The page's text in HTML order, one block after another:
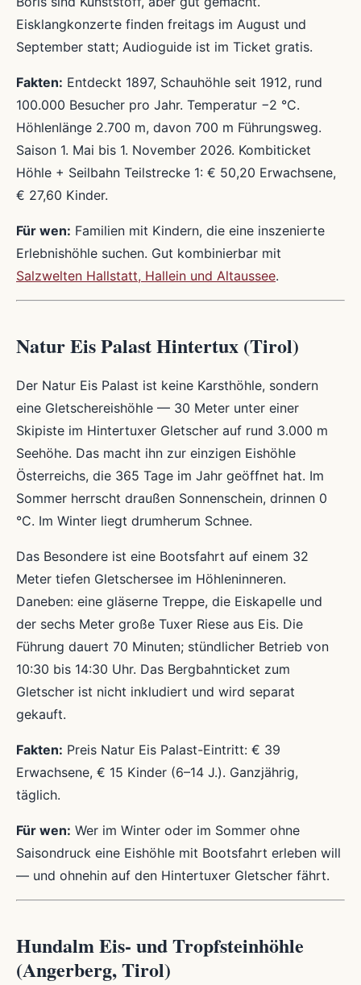
Eisklangkonzerte finden freitags im August und
September statt; Audioguide ist im Ticket gratis.
Fakten: Entdeckt 1897, Schauhöhle seit 1912, rund
100.000 Besucher pro Jahr. Temperatur −2 °C.
Höhlenlänge 2.700 m, davon 700 m Führungsweg.
Saison 1. Mai bis 1. November 2026. Kombiticket
Höhle + Seilbahn Teilstrecke 1: € 50,20 Erwachsene,
€ 27,60 Kinder.
Für wen: Familien mit Kindern, die eine inszenierte
Erlebnishöhle suchen. Gut kombinierbar mit
Salzwelten Hallstatt, Hallein und Altaussee.
Natur Eis Palast Hintertux (Tirol)
Der Natur Eis Palast ist keine Karsthöhle, sondern
eine Gletschereishöhle — 30 Meter unter einer
Skipiste im Hintertuxer Gletscher auf rund 3.000 m
Seehöhe. Das macht ihn zur einzigen Eishöhle
Österreichs, die 365 Tage im Jahr geöffnet hat. Im
Sommer herrscht draußen Sonnenschein, drinnen 0
°C. Im Winter liegt drumherum Schnee.
Das Besondere ist eine Bootsfahrt auf einem 32
Meter tiefen Gletschersee im Höhleninneren.
Daneben: eine gläserne Treppe, die Eiskapelle und
der sechs Meter große Tuxer Riese aus Eis. Die
Führung dauert 70 Minuten; stündlicher Betrieb von
10:30 bis 14:30 Uhr. Das Bergbahnticket zum
Gletscher ist nicht inkludiert und wird separat
gekauft.
Fakten: Preis Natur Eis Palast-Eintritt: € 39
Erwachsene, € 15 Kinder (6–14 J.). Ganzjährig,
täglich.
Für wen: Wer im Winter oder im Sommer ohne
Saisondruck eine Eishöhle mit Bootsfahrt erleben will
— und ohnehin auf den Hintertuxer Gletscher fährt.
Hundalm Eis- und Tropfsteinhöhle
(Angerberg, Tirol)